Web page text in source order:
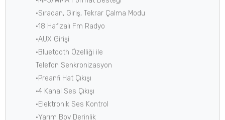
•Sıradan, Giriş, Tekrar Çalma Modu
•18 Hafızalı Fm Radyo
•AUX Girişi
•Bluetooth Özelliği ile
Telefon Senkronizasyon
•Preanfi Hat Çıkışı
•4 Kanal Ses Çıkışı
•Elektronik Ses Kontrol
•Yarım Boy Derinlik